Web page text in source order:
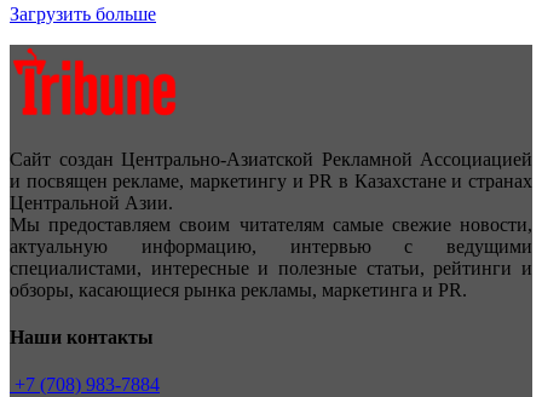
Загрузить больше
Сайт создан Центрально-Азиатской Рекламной Ассоциацией
и посвящен рекламе, маркетингу и PR в Казахстане и странах
Центральной Азии.
Мы предоставляем своим читателям самые свежие новости,
актуальную информацию, интервью с ведущими
специалистами, интересные и полезные статьи, рейтинги и
обзоры, касающиеся рынка рекламы, маркетинга и PR.
Наши контакты
+7 (708) 983-7884